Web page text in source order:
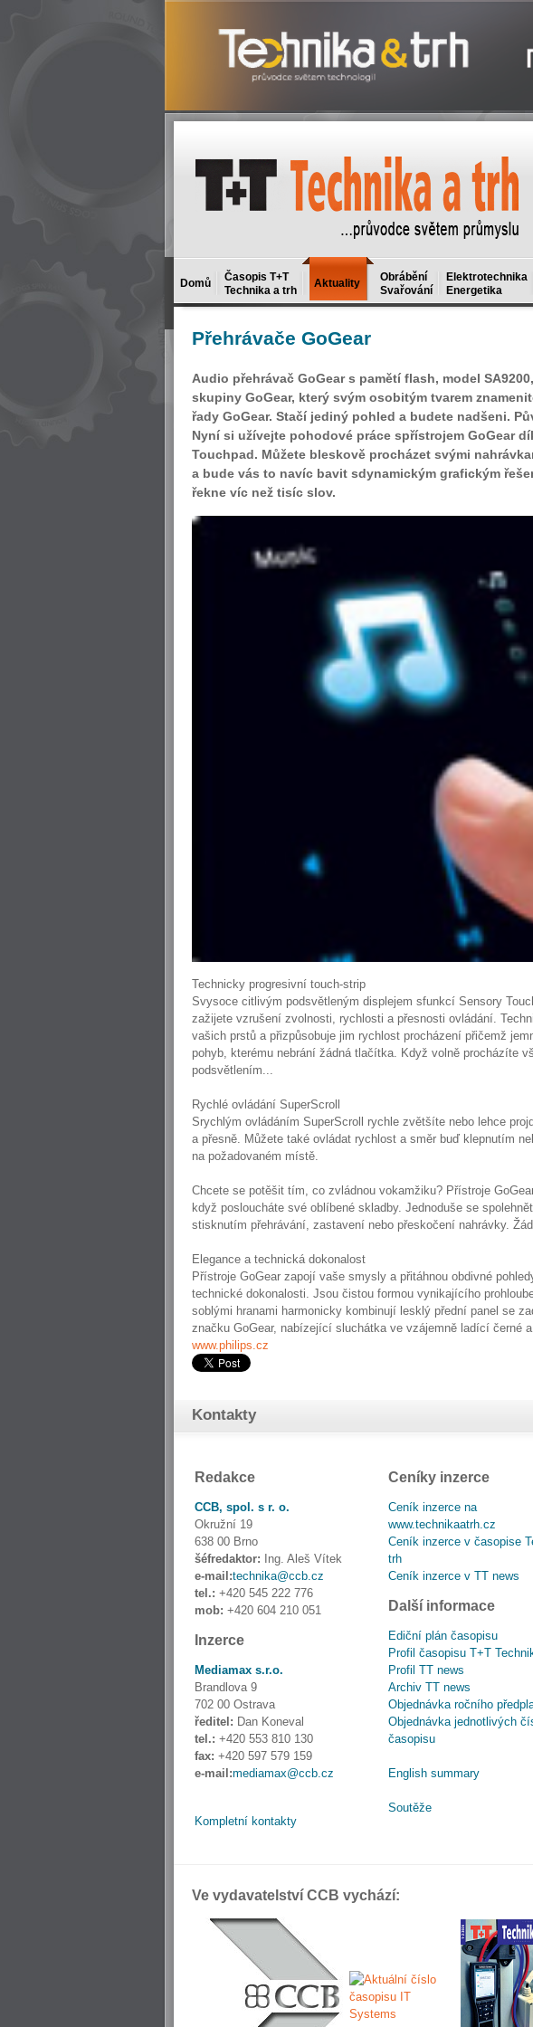
Domů
Časopis T+T
Technika a trh
Aktuality
Obrábění
Svařování
Elektrotechnika
Energetika
Přehrávače GoGear
Audio přehrávač GoGear s pamětí flash, model
skupiny GoGear, který svým osobitým tvarem
řady GoGear. Stačí jediný pohled a budete nadšeni.
Nyní si užívejte pohodové práce spřístrojem GoGear
Touchpad. Můžete bleskově procházet svými
a bude vás to navíc bavit sdynamickým grafickým
řekne víc než tisíc slov.
Technicky progresivní touch-strip
Svysoce citlivým podsvětleným displejem sfunkcí Sensory
zažijete vzrušení zvolnosti, rychlosti a přesnosti ovládání.
vašich prstů a přizpůsobuje jim rychlost procházení přičemž
pohyb, kterému nebrání žádná tlačítka. Když volně procházíte
podsvětlením...
Rychlé ovládání SuperScroll
Srychlým ovládáním SuperScroll rychle zvětšíte nebo lehce
a přesně. Můžete také ovládat rychlost a směr buď klepnutím
na požadovaném místě.
Chcete se potěšit tím, co zvládnou vokamžiku? Přístroje
když posloucháte své oblíbené skladby. Jednoduše se
stisknutím přehrávání, zastavení nebo přeskočení nahrávky.
Elegance a technická dokonalost
Přístroje GoGear zapojí vaše smysly a přitáhnou obdivné
technické dokonalosti. Jsou čistou formou vynikajícího
soblými hranami harmonicky kombinují lesklý přední panel se
značku GoGear, nabízející sluchátka ve vzájemně ladící černé
www.philips.cz
Kontakty
Redakce
CCB, spol. s r. o.
Okružní 19
638 00 Brno
šéfredaktor: Ing. Aleš Vítek
e-mail:technika@ccb.cz
tel.: +420 545 222 776
mob: +420 604 210 051
Inzerce
Mediamax s.r.o.
Brandlova 9
702 00 Ostrava
ředitel: Dan Koneval
tel.: +420 553 810 130
fax: +420 597 579 159
e-mail:mediamax@ccb.cz
Kompletní kontakty
Ceníky inzerce
Ceník inzerce na
www.technikaatrh.cz
Ceník inzerce v časopise
trh
Ceník inzerce v TT news
Další informace
Ediční plán časopisu
Profil časopisu T+T
Profil TT news
Archiv TT news
Objednávka ročního
Objednávka jednotlivých
časopisu
English summary
Soutěže
Ve vydavatelství CCB vychází: